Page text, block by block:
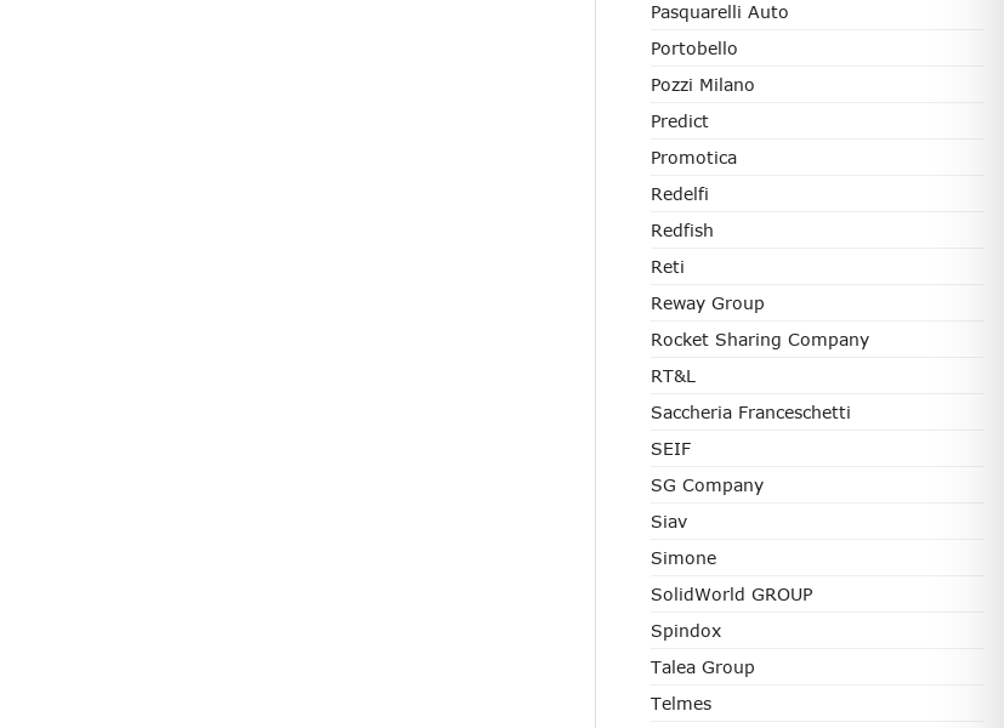
Pasquarelli Auto
Portobello
Pozzi Milano
Predict
Promotica
Redelfi
Redfish
Reti
Reway Group
Rocket Sharing Company
RT&L
Saccheria Franceschetti
SEIF
SG Company
Siav
Simone
SolidWorld GROUP
Spindox
Talea Group
Telmes